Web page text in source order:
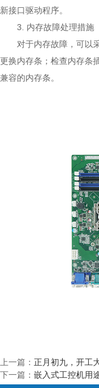
新接口驱动程序。
3. 内存故障处理措施
对于内存故障，可以
更换内存条；检查内存条
兼容的内存条。
上一篇： 正月初九，开工
下一篇： 嵌入式工控机用